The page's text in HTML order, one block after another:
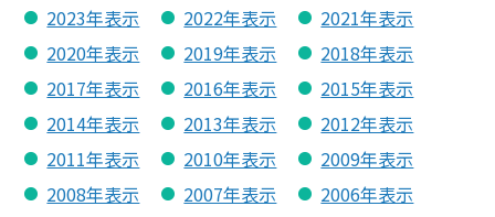
2023年表示
2022年表示
2021年表示
2020年表示
2019年表示
2018年表示
2017年表示
2016年表示
2015年表示
2014年表示
2013年表示
2012年表示
2011年表示
2010年表示
2009年表示
2008年表示
2007年表示
2006年表示